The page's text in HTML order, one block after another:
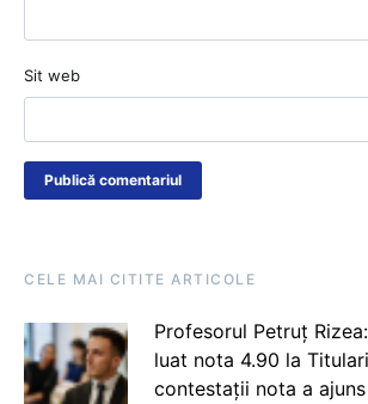
Sit web
CELE MAI CITITE ARTICOLE
Profesorul Petruț
luat nota 4.90 la
contestații nota a